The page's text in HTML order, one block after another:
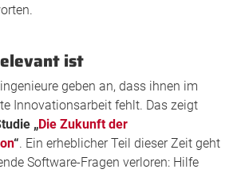
ist
geben an, dass ihnen im
Innovationsarbeit fehlt. Das zeigt
„Die Zukunft der
“. Ein erheblicher Teil dieser Zeit geht
Software-Fragen verloren: Hilfe